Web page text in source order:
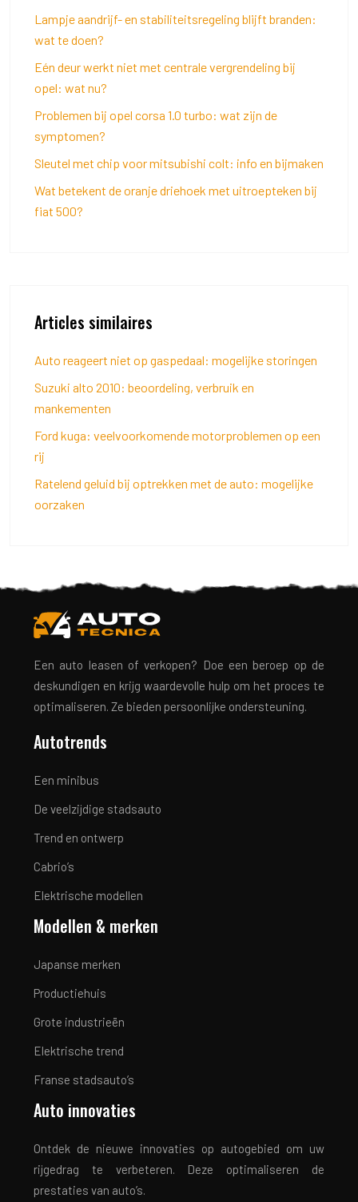
Lampje aandrijf- en stabiliteitsregeling blijft branden:
wat te doen?
Eén deur werkt niet met centrale vergrendeling bij
opel: wat nu?
Problemen bij opel corsa 1.0 turbo: wat zijn de
symptomen?
Sleutel met chip voor mitsubishi colt: info en bijmaken
Wat betekent de oranje driehoek met uitroepteken bij
fiat 500?
Articles similaires
Auto reageert niet op gaspedaal: mogelijke storingen
Suzuki alto 2010: beoordeling, verbruik en
mankementen
Ford kuga: veelvoorkomende motorproblemen op een
rij
Ratelend geluid bij optrekken met de auto: mogelijke
oorzaken
Een auto leasen of verkopen? Doe een beroep op de
deskundigen en krijg waardevolle hulp om het proces te
optimaliseren. Ze bieden persoonlijke ondersteuning.
Autotrends
Een minibus
De veelzijdige stadsauto
Trend en ontwerp
Cabrio’s
Elektrische modellen
Modellen & merken
Japanse merken
Productiehuis
Grote industrieën
Elektrische trend
Franse stadsauto’s
Auto innovaties
Ontdek de nieuwe innovaties op autogebied om uw
rijgedrag te verbeteren. Deze optimaliseren de
prestaties van auto’s.